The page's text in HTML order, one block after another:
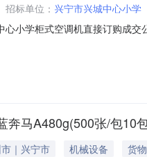
招标单位： 兴宁市兴城中心小学
心小学柜式空调机直接订购成
注数量单价（元）金额（元）
奔马A480g(500张/包10
｜兴宁市 机械设备
货物